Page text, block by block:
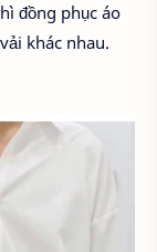
đồng phục áo
khác nhau.